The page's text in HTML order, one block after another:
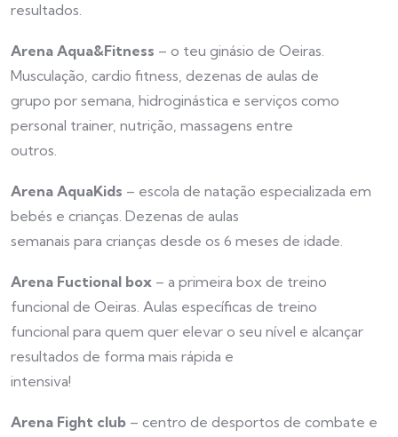
resultados.
Arena Aqua&Fitness – o teu ginásio de Oeiras.
Musculação, cardio fitness, dezenas de aulas de
grupo por semana, hidroginástica e serviços como
personal trainer, nutrição, massagens entre
outros.
Arena AquaKids – escola de natação especializada em
bebés e crianças. Dezenas de aulas
semanais para crianças desde os 6 meses de idade.
Arena Fuctional box – a primeira box de treino
funcional de Oeiras. Aulas específicas de treino
funcional para quem quer elevar o seu nível e alcançar
resultados de forma mais rápida e
intensiva!
Arena Fight club – centro de desportos de combate e